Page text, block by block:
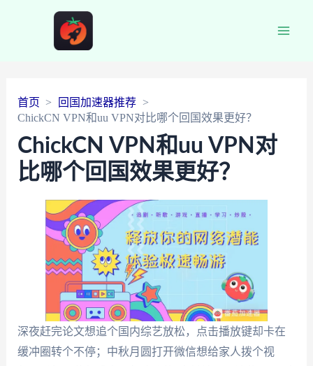
首页
回国加速器推荐
ChickCN VPN和uu VPN对比哪个回国效果更好？
ChickCN VPN和uu VPN对
比哪个回国效果更好？
深夜赶完论文想追个国内综艺放松，点击播放键却卡在
缓冲圈转个不停；中秋月圆打开微信想给家人拨个视